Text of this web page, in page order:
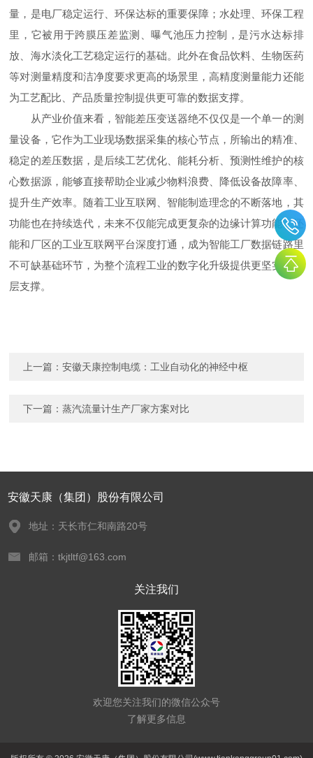
量，是电厂稳定运行、环保达标的重要保障；水处理、环保工程
里，它被用于跨膜压差监测、曝气池压力控制，是污水达标排
放、海水淡化工艺稳定运行的基础。此外在食品饮料、生物医药
等对测量精度和洁净度要求更高的场景里，高精度测量能力还能
为工艺配比、产品质量控制提供更可靠的数据支撑。
从产业价值来看，智能差压变送器绝不仅仅是一个单一的测
量设备，它作为工业现场数据采集的核心节点，所输出的精准、
稳定的差压数据，是后续工艺优化、能耗分析、预测性维护的核
心数据源，能够直接帮助企业减少物料浪费、降低设备故障率、
提升生产效率。随着工业互联网、智能制造理念的不断落地，其
功能也在持续迭代，未来不仅能完成更复杂的边缘计算功能，还
能和厂区的工业互联网平台深度打通，成为智能工厂数据链路里
不可缺基础环节，为整个流程工业的数字化升级提供更坚实的底
层支撑。
上一篇：安徽天康控制电缆：工业自动化的神经中枢
下一篇：蒸汽流量计生产厂家方案对比
安徽天康（集团）股份有限公司
地址：天长市仁和南路20号
邮箱：tkjtltf@163.com
关注我们
欢迎您关注我们的微信公众号
了解更多信息